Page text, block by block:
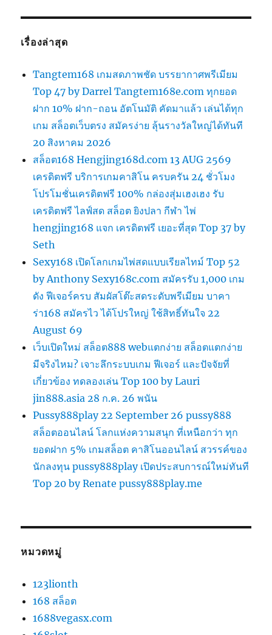
เรื่องล่าสุด
Tangtem168 เกมสดภาพชัด บรรยากาศพรีเมียม
Top 47 by Darrel Tangtem168e.com ทุกยอด
ฝาก 10% ฝาก-ถอน อัตโนมัติ คัดมาแล้ว เล่นได้ทุก
เกม สล็อตเว็บตรง สมัครง่าย ลุ้นรางวัลใหญ่ได้ทันที
20 สิงหาคม 2026
สล็อต168 Hengjing168d.com 13 AUG 2569
เครดิตฟรี บริการเกมคาสิโน ครบครัน 24 ชั่วโมง
โปรโมชั่นเครดิตฟรี 100% กล่องสุ่มเฮงเฮง รับ
เครดิตฟรี ไลฟ์สด สล็อต ยิงปลา กีฬา ไพ่
hengjing168 แจก เครดิตฟรี เยอะที่สุด Top 37 by
Seth
Sexy168 เปิดโลกเกมไพ่สดแบบเรียลไทม์ Top 52
by Anthony Sexy168c.com สมัครรับ 1,000 เกม
ดัง ฟีเจอร์ครบ สัมผัสโต๊ะสดระดับพรีเมียม บาคา
ร่า168 สมัครไว ได้โปรใหญ่ ใช้สิทธิ์ทันใจ 22
August 69
เว็บเปิดใหม่ สล็อต888 webแตกง่าย สล็อตแตกง่าย
มีจริงไหม? เจาะลึกระบบเกม ฟีเจอร์ และปัจจัยที่
เกี่ยวข้อง ทดลองเล่น Top 100 by Lauri
jin888.asia 28 ก.ค. 26 พนัน
Pussy888play 22 September 26 pussy888
สล็อตออนไลน์ โลกแห่งความสนุก ที่เหนือกว่า ทุก
ยอดฝาก 5% เกมสล็อต คาสิโนออนไลน์ สวรรค์ของ
นักลงทุน pussy888play เปิดประสบการณ์ใหม่ทันที
Top 20 by Renate pussy888play.me
หมวดหมู่
123lionth
168 สล็อต
1688vegasx.com